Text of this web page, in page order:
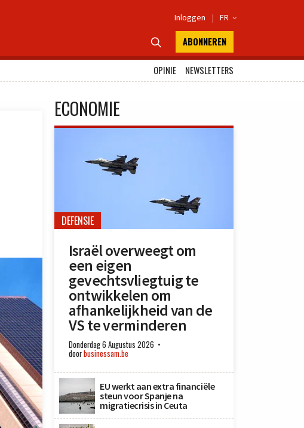
Inloggen | FR 
 ABONNEREN
OPINIE
NEWSLETTERS
ECONOMIE
DEFENSIE
Israël overweegt om
een eigen
gevechtsvliegtuig te
ontwikkelen om
afhankelijkheid van de
VS te verminderen
Donderdag 6 Augustus 2026
doorbusinessam.be
EU werkt aan extra financiële
steun voor Spanje na
migratiecrisis in Ceuta